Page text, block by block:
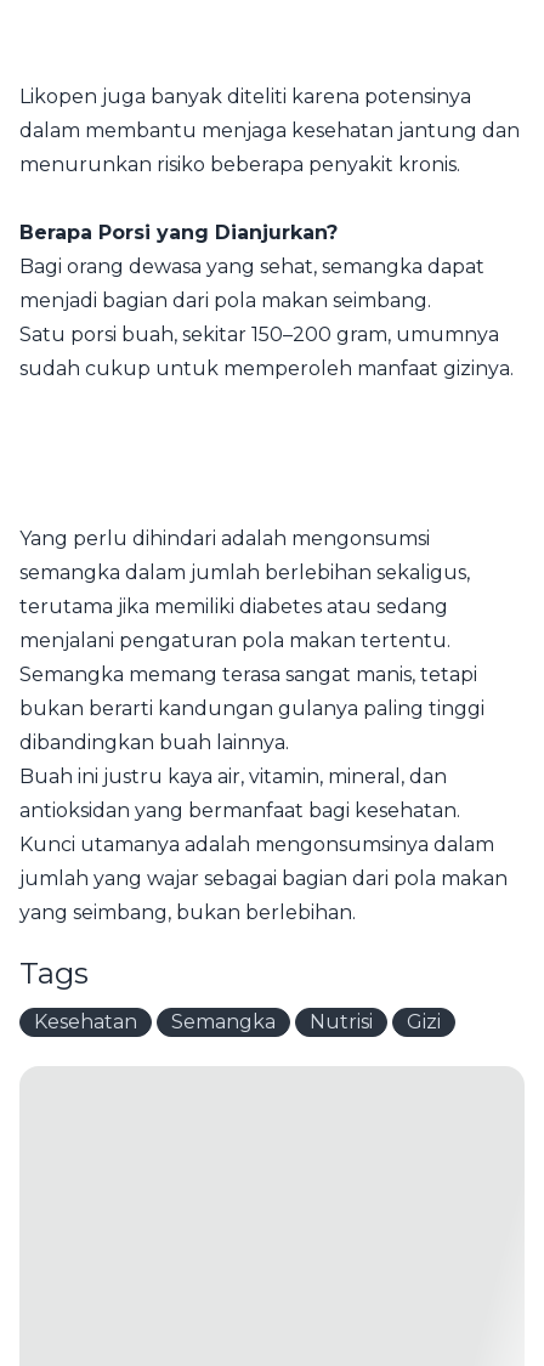
Likopen juga banyak diteliti karena potensinya
dalam membantu menjaga kesehatan jantung dan
menurunkan risiko beberapa penyakit kronis.
Berapa Porsi yang Dianjurkan?
Bagi orang dewasa yang sehat, semangka dapat
menjadi bagian dari pola makan seimbang.
Satu porsi buah, sekitar 150–200 gram, umumnya
sudah cukup untuk memperoleh manfaat gizinya.
Yang perlu dihindari adalah mengonsumsi
semangka dalam jumlah berlebihan sekaligus,
terutama jika memiliki diabetes atau sedang
menjalani pengaturan pola makan tertentu.
Semangka memang terasa sangat manis, tetapi
bukan berarti kandungan gulanya paling tinggi
dibandingkan buah lainnya.
Buah ini justru kaya air, vitamin, mineral, dan
antioksidan yang bermanfaat bagi kesehatan.
Kunci utamanya adalah mengonsumsinya dalam
jumlah yang wajar sebagai bagian dari pola makan
yang seimbang, bukan berlebihan.
Tags
Kesehatan Semangka Nutrisi Gizi